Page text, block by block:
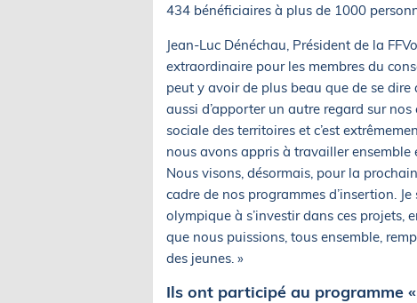
434 bénéficiaires à plus de 1000
Jean-Luc Dénéchau, Président de la
extraordinaire pour les membres du
peut y avoir de plus beau que de se
aussi d’apporter un autre regard sur
sociale des territoires et c’est
nous avons appris à travailler
Nous visons, désormais, pour la
cadre de nos programmes d’insertion.
olympique à s’investir dans ces projets,
que nous puissions, tous ensemble,
des jeunes. »
Ils ont participé au programme